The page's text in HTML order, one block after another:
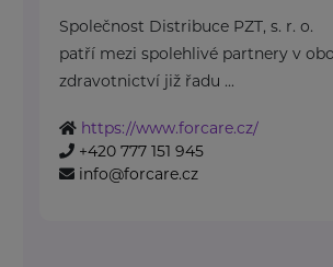
Společnost Distribuce PZT, s. r. o.
patří mezi spolehlivé partnery v
zdravotnictví již řadu ...
https://www.forcare.cz/
+420 777 151 945
info@forcare.cz